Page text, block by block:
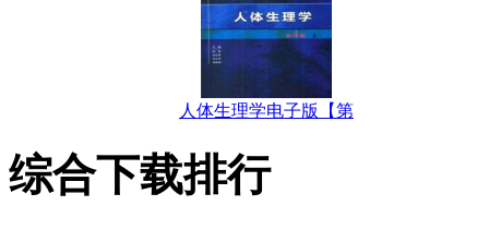
人体生理学电子版【第
综合下载排行